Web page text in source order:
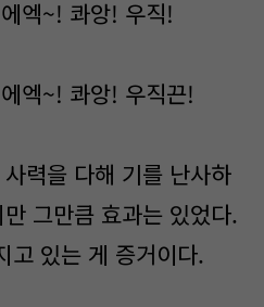
엑~! 콰앙! 우직!
엑~! 콰앙! 우직끈!
력을 다해 기를 난사하
그만큼 효과는 있었다.
고 있는 게 증거이다.